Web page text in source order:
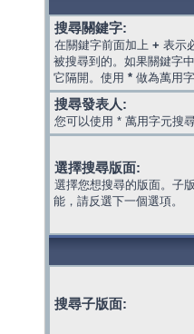
搜尋關鍵字:
在關鍵字前面加上 + 表示
被搜尋到的。如果關鍵字
它隔開。使用 * 做為萬用字
搜尋發表人:
您可以使用 * 萬用字元搜尋
選擇搜尋版面:
選擇您想搜尋的版面。子
能，請反選下一個選項。
搜尋子版面: